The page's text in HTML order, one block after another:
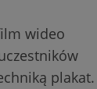
wideo
plakat.